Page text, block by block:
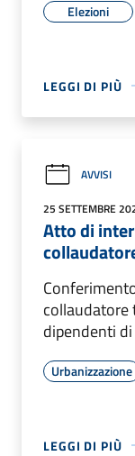
Elezioni
LEGGI DI PIÙ
AVVISI
25 SETTEMBRE
Atto di
dipendenti
Urbanizzazione
LEGGI DI PIÙ